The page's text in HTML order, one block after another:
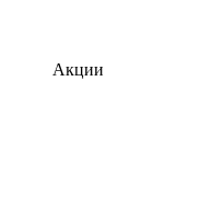
Акции